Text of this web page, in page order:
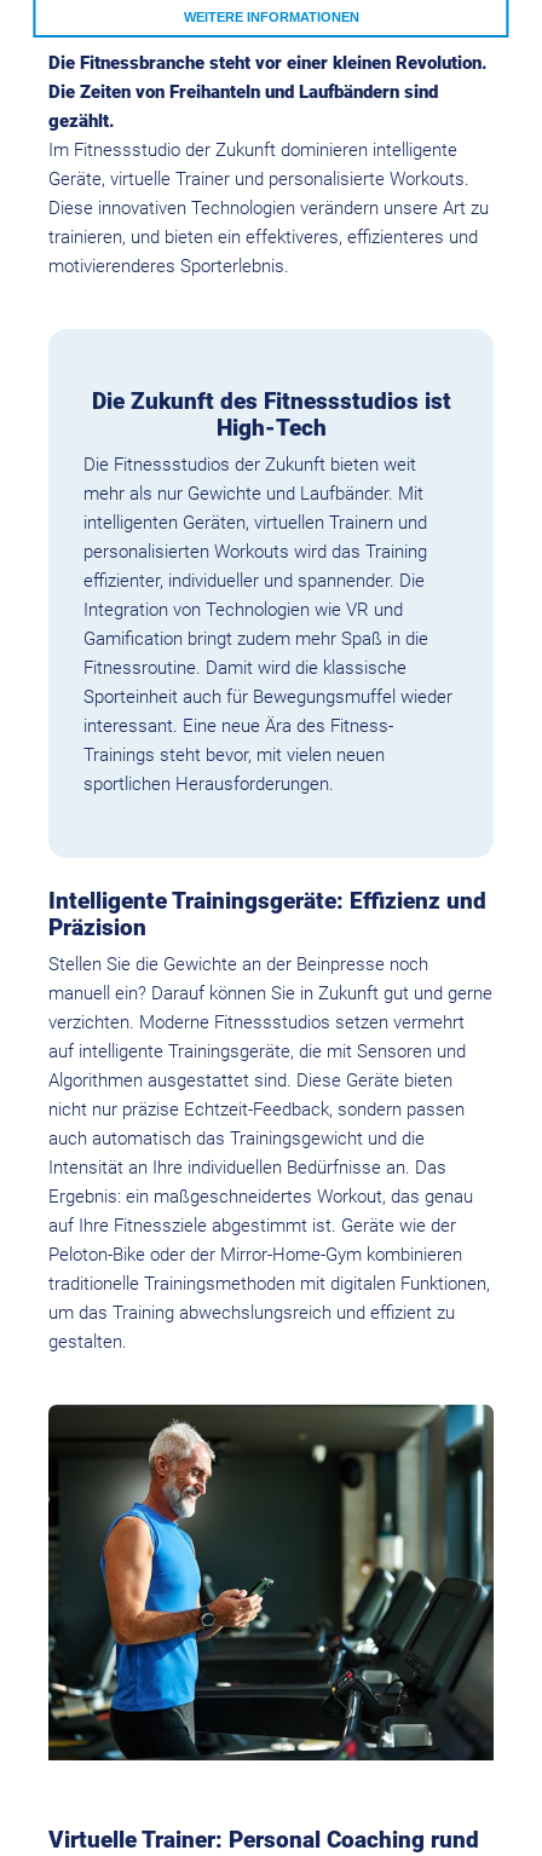
WEITERE INFORMATIONEN
ALLE COOKIES AKZEPTIEREN
Die Fitnessbranche steht vor einer kleinen Revolution.
Die Zeiten von Freihanteln und Laufbändern sind
gezählt.
Im Fitnessstudio der Zukunft dominieren intelligente
Geräte, virtuelle Trainer und personalisierte Workouts.
Diese innovativen Technologien verändern unsere Art zu
trainieren, und bieten ein effektiveres, effizienteres und
motivierenderes Sporterlebnis.
Die Zukunft des Fitnessstudios ist
High-Tech
Die Fitnessstudios der Zukunft bieten weit
mehr als nur Gewichte und Laufbänder. Mit
intelligenten Geräten, virtuellen Trainern und
personalisierten Workouts wird das Training
effizienter, individueller und spannender. Die
Integration von Technologien wie VR und
Gamification bringt zudem mehr Spaß in die
Fitnessroutine. Damit wird die klassische
Sporteinheit auch für Bewegungsmuffel wieder
interessant. Eine neue Ära des Fitness-
Trainings steht bevor, mit vielen neuen
sportlichen Herausforderungen.
Intelligente Trainingsgeräte: Effizienz und
Präzision
Stellen Sie die Gewichte an der Beinpresse noch
manuell ein? Darauf können Sie in Zukunft gut und gerne
verzichten. Moderne Fitnessstudios setzen vermehrt
auf intelligente Trainingsgeräte, die mit Sensoren und
Algorithmen ausgestattet sind. Diese Geräte bieten
nicht nur präzise Echtzeit-Feedback, sondern passen
auch automatisch das Trainingsgewicht und die
Intensität an Ihre individuellen Bedürfnisse an. Das
Ergebnis: ein maßgeschneidertes Workout, das genau
auf Ihre Fitnessziele abgestimmt ist. Geräte wie der
Peloton-Bike oder der Mirror-Home-Gym kombinieren
traditionelle Trainingsmethoden mit digitalen Funktionen,
um das Training abwechslungsreich und effizient zu
gestalten.
Virtuelle Trainer: Personal Coaching rund